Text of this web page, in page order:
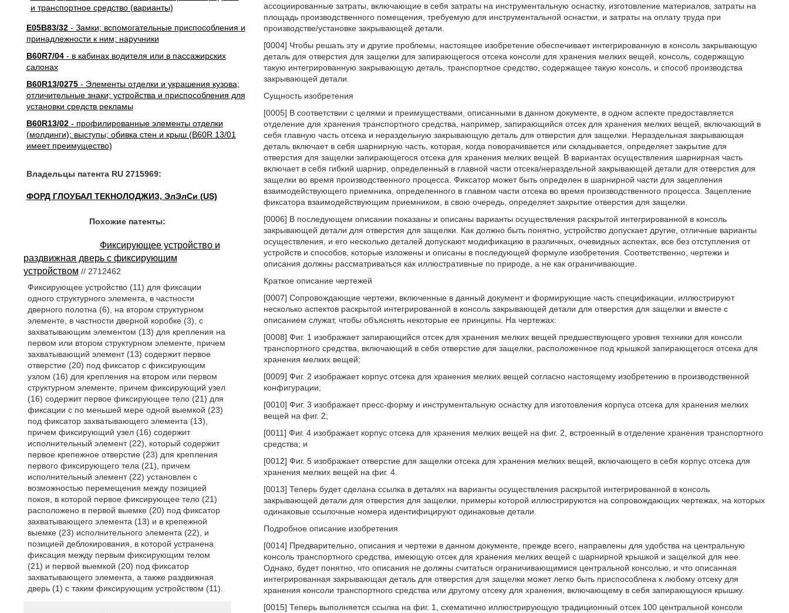
E05B83/32- Замки; вспомогательные приспособления и
принадлежности к ним; наручники
B60R7/04- в кабинах водителя или в пассажирских
салонах
B60R13/0275- Элементы отделки и украшения кузова;
отличительные знаки; устройства и приспособления для
установки средств рекламы
B60R13/02- профилированные элементы отделки
(молдинги); выступы; обивка стен и крыш (B60R 13/01
имеет преимущество)
Владельцы патента RU 2715969:
ФОРД ГЛОУБАЛ ТЕКНОЛОДЖИЗ, ЭлЭлСи (US)
ассоциированные затраты, включающие в себя затраты на инструментальную оснастку, изготовление материалов, затраты на
площадь производственного помещения, требуемую для инструментальной оснастки, и затраты на оплату труда при
производстве/установке закрывающей детали.
[0004] Чтобы решать эту и другие проблемы, настоящее изобретение обеспечивает интегрированную в консоль закрывающую
деталь для отверстия для защелки для запирающегося отсека консоли для хранения мелких вещей, консоль, содержащую
такую интегрированную закрывающую деталь, транспортное средство, содержащее такую консоль, и способ производства
закрывающей детали.
Сущность изобретения
[0005] В соответствии с целями и преимуществами, описанными в данном документе, в одном аспекте предоставляется
отделение для хранения транспортного средства, например, запирающийся отсек для хранения мелких вещей, включающий в
себя главную часть отсека и нераздельную закрывающую деталь для отверстия для защелки. Нераздельная закрывающая
деталь включает в себя шарнирную часть, которая, когда поворачивается или складывается, определяет закрытие для
отверстия для защелки запирающегося отсека для хранения мелких вещей. В вариантах осуществления шарнирная часть
включает в себя гибкий шарнир, определенный в главной части отсека/нераздельной закрывающей детали для отверстия для
защелки во время производственного процесса. Фиксатор может быть определен в шарнирной части для зацепления
взаимодействующего приемника, определенного в главном части отсека во время производственного процесса. Зацепление
фиксатора взаимодействующим приемником, в свою очередь, определяет закрытие отверстия для защелки.
[0006] В последующем описании показаны и описаны варианты осуществления раскрытой интегрированной в консоль
закрывающей детали для отверстия для защелки. Как должно быть понятно, устройство допускает другие, отличные варианты
осуществления, и его несколько деталей допускают модификацию в различных, очевидных аспектах, все без отступления от
устройств и способов, которые изложены и описаны в последующей формуле изобретения. Соответственно, чертежи и
описания должны рассматриваться как иллюстративные по природе, а не как ограничивающие.
Краткое описание чертежей
[0007] Сопровождающие чертежи, включенные в данный документ и формирующие часть спецификации, иллюстрируют
несколько аспектов раскрытой интегрированной в консоль закрывающей детали для отверстия для защелки и вместе с
описанием служат, чтобы объяснять некоторые ее принципы. На чертежах:
[0008] Фиг. 1 изображает запирающийся отсек для хранения мелких вещей предшествующего уровня техники для консоли
транспортного средства, включающий в себя отверстие для защелки, расположенное под крышкой запирающегося отсека для
хранения мелких вещей;
[0009] Фиг. 2 изображает корпус отсека для хранения мелких вещей согласно настоящему изобретению в производственной
конфигурации;
[0010] Фиг. 3 изображает пресс-форму и инструментальную оснастку для изготовления корпуса отсека для хранения мелких
вещей на фиг. 2;
[0011] Фиг. 4 изображает корпус отсека для хранения мелких вещей на фиг. 2, встроенный в отделение хранения транспортного
средства; и
[0012] Фиг. 5 изображает отверстие для защелки отсека для хранения мелких вещей, включающего в себя корпус отсека для
хранения мелких вещей на фиг. 4.
[0013] Теперь будет сделана ссылка в деталях на варианты осуществления раскрытой интегрированной в консоль
закрывающей детали для отверстия для защелки, примеры которой иллюстрируются на сопровождающих чертежах, на которых
одинаковые ссылочные номера идентифицируют одинаковые детали.
Подробное описание изобретения
[0014] Предварительно, описания и чертежи в данном документе, прежде всего, направлены для удобства на центральную
консоль транспортного средства, имеющую отсек для хранения мелких вещей с шарнирной крышкой и защелкой для нее.
Однако, будет понятно, что описания не должны считаться ограничивающимися центральной консолью, и что описанная
интегрированная закрывающая деталь для отверстия для защелки может легко быть приспособлена к любому отсеку для
хранения консоли транспортного средства или другому отсеку для хранения, включающему в себя запирающуюся крышку.
[0015] Теперь выполняется ссылка на фиг. 1, схематично иллюстрирующую традиционный отсек 100 центральной консоли
Похожие патенты:
Фиксирующее устройство и
раздвижная дверь с фиксирующим
устройством // 2712462
Фиксирующее устройство (11) для фиксации
одного структурного элемента, в частности
дверного полотна (6), на втором структурном
элементе, в частности дверной коробке (3), с
захватывающим элементом (13) для крепления на
первом или втором структурном элементе, причем
захватывающий элемент (13) содержит первое
отверстие (20) под фиксатор с фиксирующим
узлом (16) для крепления на втором или первом
структурном элементе, причем фиксирующий узел
(16) содержит первое фиксирующее тело (21) для
фиксации с по меньшей мере одной выемкой (23)
под фиксатор захватывающего элемента (13),
причем фиксирующий узел (16) содержит
исполнительный элемент (22), который содержит
первое крепежное отверстие (23) для крепления
первого фиксирующего тела (21), причем
исполнительный элемент (22) установлен с
возможностью перемещения между позицией
покоя, в которой первое фиксирующее тело (21)
расположено в первой выемке (20) под фиксатор
захватывающего элемента (13) и в крепежной
выемке (23) исполнительного элемента (22), и
позицией деблокирования, в которой устранена
фиксация между первым фиксирующим телом
(21) и первой выемкой (20) под фиксатор
захватывающего элемента, а также раздвижная
дверь (1) с таким фиксирующим устройством (11).